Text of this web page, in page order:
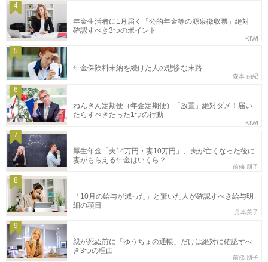
4
年金生活者に1月届く「公的年金等の源泉徴収票」絶対
確認すべき3つのポイント
KIWI
5
年金保険料未納を続けた人の悲惨な末路
森本 由紀
6
ねんきん定期便（年金定期便）「放置」絶対ダメ！届い
たらすべきたった1つの行動
KIWI
7
厚生年金「夫14万円・妻10万円」、夫が亡くなった後に
妻がもらえる年金はいくら？
前佛 朋子
8
「10月の給与が減った」と驚いた人が確認すべき給与明
細の項目
舟本美子
9
親が死ぬ前に「ゆうちょの通帳」だけは絶対に確認すべ
き3つの理由
前佛 朋子